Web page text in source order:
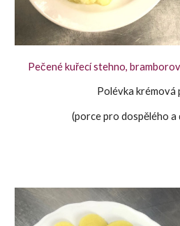
Pečené kuřecí stehno,
Polévka krémová
(porce pro dospělého a